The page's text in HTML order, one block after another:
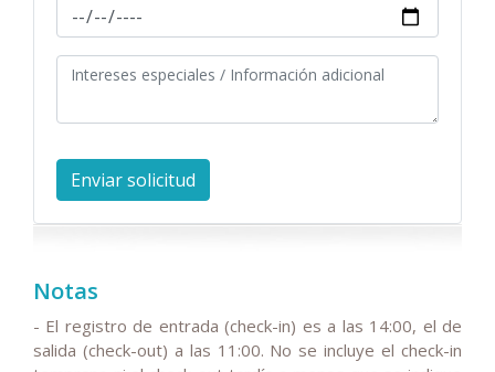
Notas
- El registro de entrada (check-in) es a las 14:00, el de
salida (check-out) a las 11:00. No se incluye el check-in